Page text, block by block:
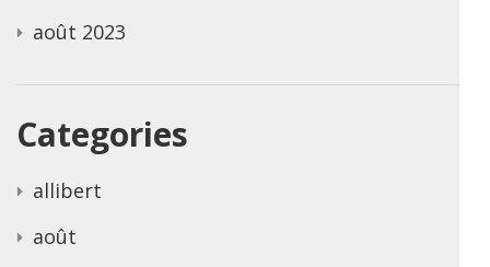
août 2023
Categories
allibert
août